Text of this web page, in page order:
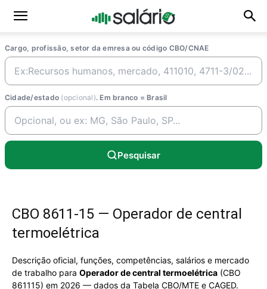
Cargo, profissão, setor da emresa ou código CBO/CNAE
Cidade/estado (opcional). Em branco = Brasil
Pesquisar
CBO 8611-15 — Operador de central
termoelétrica
Descrição oficial, funções, competências, salários e mercado
de trabalho para Operador de central termoelétrica (CBO
861115) em 2026 — dados da Tabela CBO/MTE e CAGED.